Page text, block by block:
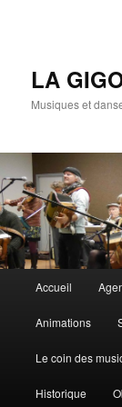
LA
Musiques et
Aller au
Aller au
Accueil
Animations
Le coin des
Historique